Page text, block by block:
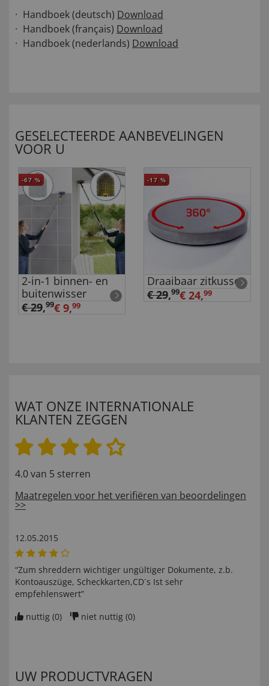
Handboek (deutsch) Download
Handboek (français) Download
Handboek (nederlands) Download
GESELECTEERDE AANBEVELINGEN
VOOR U
-67 %
2-in-1 binnen- en
buitenwisser
€ 29,99€ 9,99
-17 %
Draaibaar zitkussen
€ 29,99€ 24,99
WAT ONZE INTERNATIONALE
KLANTEN ZEGGEN
4.0 van 5 sterren
Maatregelen voor het verifiëren van beoordelingen
>>
12.05.2015
“Zum shreddern wichtiger ungültiger Dokumente, z.b.
Kontoauszüge, Scheckkarten,CD´s Ist sehr
empfehlenswert”
nuttig (0) niet nuttig (0)
UW PRODUCTVRAGEN